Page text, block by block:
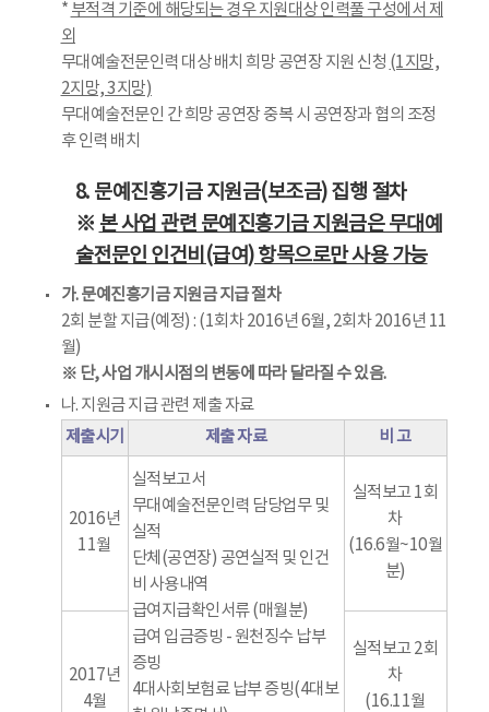
* 부적격 기준에 해당되는 경우 지원대상 인력풀 구성에서 제
외
무대예술전문인력 대상 배치 희망 공연장 지원 신청 (1지망,
2지망, 3지망)
무대예술전문인 간 희망 공연장 중복 시 공연장과 협의 조정
후 인력 배치
8. 문예진흥기금 지원금(보조금) 집행 절차
※ 본 사업 관련 문예진흥기금 지원금은 무대예
술전문인 인건비(급여) 항목으로만 사용 가능
가. 문예진흥기금 지원금 지급 절차
2회 분할 지급(예정) : (1회차 2016년 6월, 2회차 2016년 11
월)
※ 단, 사업 개시시점의 변동에 따라 달라질 수 있음.
나. 지원금 지급 관련 제출 자료
제출시기
제출 자료 비 고
2016년
11월
실적보고서
무대예술전문인력 담당업무 및
실적
단체(공연장) 공연실적 및 인건
비 사용내역
급여지급확인서류 (매월분)
급여 입금증빙 - 원천징수 납부
증빙
4대사회보험료 납부 증빙(4대보
실적보고 1회
차
(16.6월~10월
분)
2017년
4월
실적보고 2회
차
(16.11월